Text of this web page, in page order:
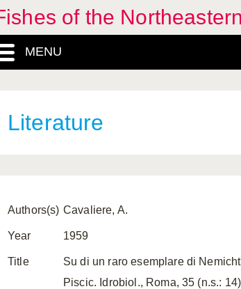
of the
MENU
Literature
Authors(s) Cavaliere, A.
Year 1959
Title
Su di un raro esemplare di
Piscic. Idrobiol., Roma, 35 (n.s.: